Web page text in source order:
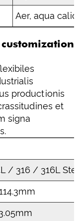
Aer, aqua
productionis
et
signa
/ 316 / 316L Steel